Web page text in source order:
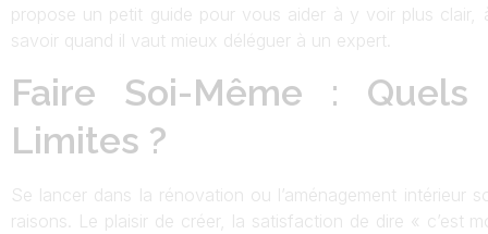
propose un petit guide pour vous aider à y voir plus
savoir quand il vaut mieux déléguer à un expert.
Faire Soi-Même : Quels
Limites ?
Se lancer dans la rénovation ou l’aménagement intérieur
raisons. Le plaisir de créer, la satisfaction de dire « c’est